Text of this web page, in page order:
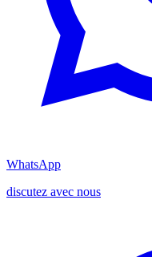
WhatsApp
discutez avec nous